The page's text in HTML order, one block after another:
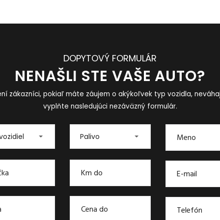
DOPYTOVÝ FORMULÁR
NENAŠLI STE VAŠE AUTO?
zákazníci, pokiaľ máte záujem o akýkoľvek typ vozidla,
vyplňte nasledujúci nezáväzný formulár.
Palivo